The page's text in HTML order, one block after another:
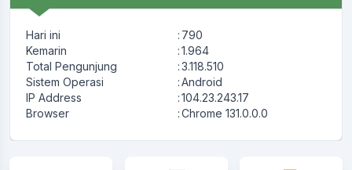
Hari ini : 790
Kemarin
:1.964
Total Pengunjung
:3.118.510
Sistem Operasi
:Android
IP Address
:104.23.243.17
Browser
:Chrome 131.0.0.0